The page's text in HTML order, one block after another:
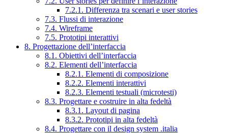
7.2.1. Differenza tra scenari e user stories
7.3. Flussi di interazione
7.4. Wireframe
7.5. Prototipi interattivi
8. Progettazione dell’interfaccia
8.1. Obiettivi dell’interfaccia
8.2. Elementi dell’interfaccia
8.2.1. Elementi di composizione
8.2.2. Elementi interattivi
8.2.3. Elementi testuali (microtesti)
8.3. Progettare e costruire in alta fedeltà
8.3.1. Layout di pagina
8.3.2. Prototipi in alta fedeltà
8.4. Progettare con il design system .italia